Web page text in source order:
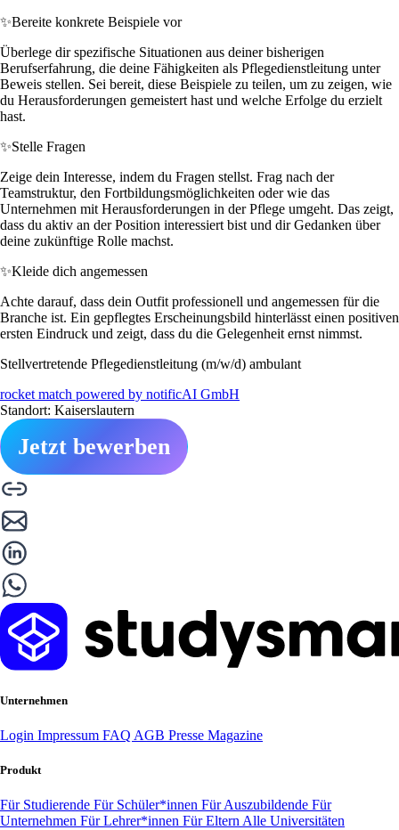
✨Bereite konkrete Beispiele vor
Überlege dir spezifische Situationen aus deiner bisherigen
Berufserfahrung, die deine Fähigkeiten als Pflegedienstleitung unter
Beweis stellen. Sei bereit, diese Beispiele zu teilen, um zu zeigen, wie
du Herausforderungen gemeistert hast und welche Erfolge du erzielt
hast.
✨Stelle Fragen
Zeige dein Interesse, indem du Fragen stellst. Frag nach der
Teamstruktur, den Fortbildungsmöglichkeiten oder wie das
Unternehmen mit Herausforderungen in der Pflege umgeht. Das zeigt,
dass du aktiv an der Position interessiert bist und dir Gedanken über
deine zukünftige Rolle machst.
✨Kleide dich angemessen
Achte darauf, dass dein Outfit professionell und angemessen für die
Branche ist. Ein gepflegtes Erscheinungsbild hinterlässt einen positiven
ersten Eindruck und zeigt, dass du die Gelegenheit ernst nimmst.
Stellvertretende Pflegedienstleitung (m/w/d) ambulant
rocket match powered by notificAI GmbH
Standort: Kaiserslautern
Jetzt bewerben
Unternehmen
Login Impressum FAQ AGB Presse Magazine
Produkt
Für Studierende Für Schüler*innen Für Auszubildende Für
Unternehmen Für Lehrer*innen Für Eltern Alle Universitäten